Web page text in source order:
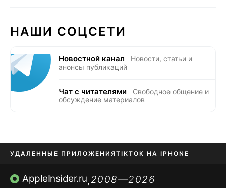
НАШИ СОЦСЕТИ
Новостной канал
Новости, статьи и
анонсы публикаций
Чат с читателями
Свободное общение и
обсуждение материалов
УДАЛЕННЫЕ ПРИЛОЖЕНИЯTIKTOK НА IPHONE
ПРИЛОЖЕНИЯ БЕЗ APP STORE
AppleInsider.ru,2008—2026